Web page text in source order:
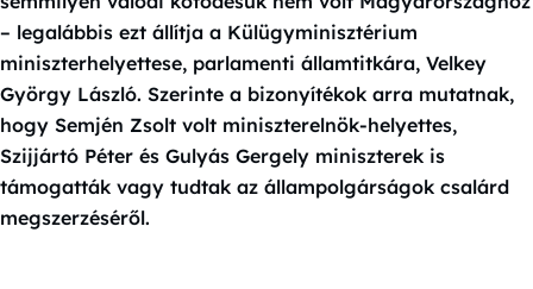
– legalábbis ezt állítja a Külügyminisztérium
miniszterhelyettese, parlamenti államtitkára, Velkey
György László. Szerinte a bizonyítékok arra mutatnak,
hogy Semjén Zsolt volt miniszterelnök-helyettes,
Szijjártó Péter és Gulyás Gergely miniszterek is
támogatták vagy tudtak az állampolgárságok csalárd
megszerzéséről.